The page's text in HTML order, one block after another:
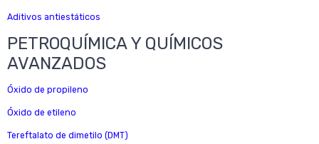
Aditivos antiestáticos
PETROQUÍMICA Y QUÍMICOS
AVANZADOS
Óxido de propileno
Óxido de etileno
Tereftalato de dimetilo (DMT)